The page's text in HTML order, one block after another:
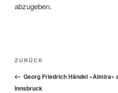
abzugeben.
Beitragsnavigation
Vorheriger
Beitrag
ZURÜCK
Georg Friedrich Händel «Almira»
Innsbruck